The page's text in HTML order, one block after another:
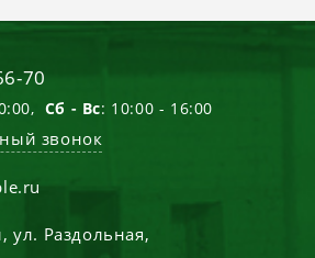
70
Сб - Вс: 10:00 - 16:00
звонок
,ул. Раздольная,